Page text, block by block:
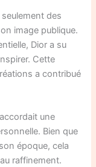
des
image publique.
Dior a su
Cette
a contribué
une
Bien que
époque, cela
raffinement.